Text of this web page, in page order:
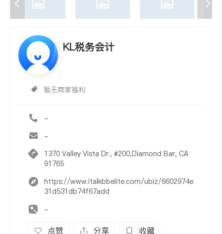
KL税务会计
暂无商家福利
-
-
1370 Valley Vista Dr., #200,Diamond Bar, CA
91765
https://www.italkbbelite.com/ubiz/6602974e
31d531db74f67add
-
点赞 分享 收藏